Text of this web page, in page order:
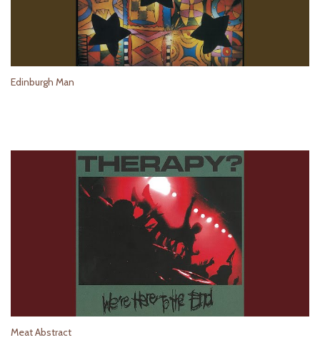
Edinburgh Man
Meat Abstract